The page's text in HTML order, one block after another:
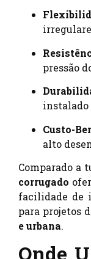
pressão
instalado
Custo-
alto
Comparado a
corrugado
facilidade de
para projetos
e urbana.
Onde